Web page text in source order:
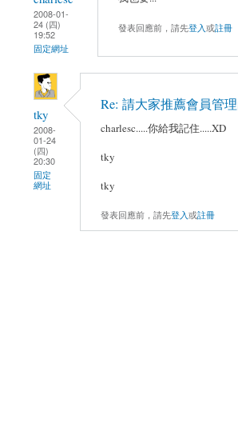
2008-01-
24 (四)
19:52
固定網址
發表回應前，請先登入或註冊
tky
2008-
01-24
(四)
20:30
固定
網址
Re: 請大家推薦會員管
charlesc.....你給我記住.....XD
tky
tky
發表回應前，請先登入或註冊